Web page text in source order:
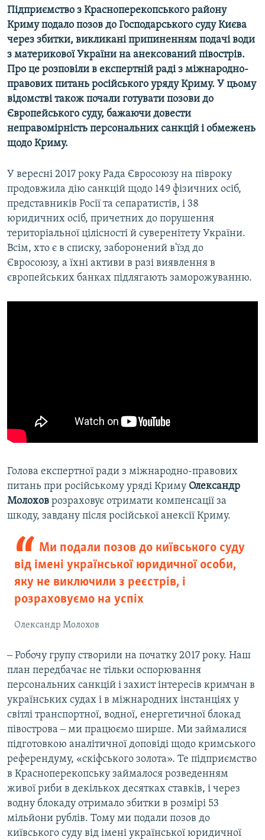
Усі сайти RFE/RL
Підприємство з Красноперекопського району
Криму подало позов до Господарського суду Києва
через збитки, викликані припиненням подачі води
з материкової України на анексований півострів.
Про це розповіли в експертній раді з міжнародно-
правових питань російського уряду Криму. У цьому
відомстві також почали готувати позови до
Європейського суду, бажаючи довести
неправомірність персональних санкцій і обмежень
щодо Криму.
У вересні 2017 року Рада Євросоюзу на півроку
продовжила дію санкцій щодо 149 фізичних осіб,
представників Росії та сепаратистів, і 38
юридичних осіб, причетних до порушення
територіальної цілісності й суверенітету України.
Всім, хто є в списку, заборонений в'їзд до
Євросоюзу, а їхні активи в разі виявлення в
європейських банках підлягають заморожуванню.
Голова експертної ради з міжнародно-правових
питань при російському уряді Криму Олександр
Молохов розраховує отримати компенсації за
шкоду, завдану після російської анексії Криму.
Ми подали позов до київського суду
від імені української юридичної особи,
яку не виключили з реєстрів, і
розраховуємо на успіх
Олександр Молохов
‒ Робочу групу створили на початку 2017 року. Наш
план передбачає не тільки оспорювання
персональних санкцій і захист інтересів кримчан в
українських судах і в міжнародних інстанціях у
світлі транспортної, водної, енергетичної блокад
півострова ‒ ми працюємо ширше. Ми займалися
підготовкою аналітичної доповіді щодо кримського
референдуму, «скіфського золота». Те підприємство
в Красноперекопську займалося розведенням
живої риби в декількох десятках ставків, і через
водну блокаду отримало збитки в розмірі 53
мільйони рублів. Тому ми подали позов до
київського суду від імені української юридичної